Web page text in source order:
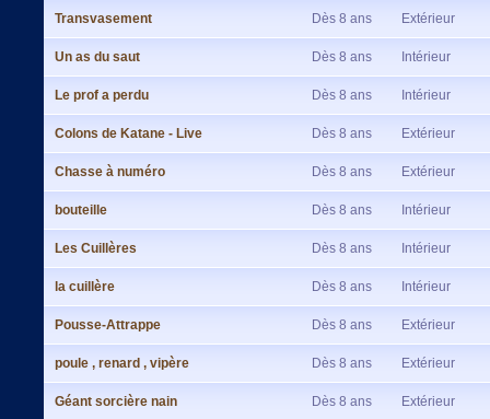
Transvasement Dès 8 ans Extérieur
Un as du saut Dès 8 ans Intérieur
Le prof a perdu Dès 8 ans Intérieur
Colons de Katane - Live Dès 8 ans Extérieur
Chasse à numéro Dès 8 ans Extérieur
bouteille Dès 8 ans Intérieur
Les Cuillères Dès 8 ans Intérieur
la cuillère Dès 8 ans Intérieur
Pousse-Attrappe Dès 8 ans Extérieur
poule , renard , vipère Dès 8 ans Extérieur
Géant sorcière nain Dès 8 ans Extérieur